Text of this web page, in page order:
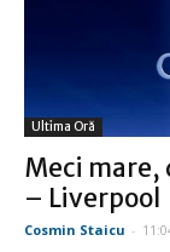
Ultima Oră
Meci mare,
– Liverpool
Cosmin Staicu -